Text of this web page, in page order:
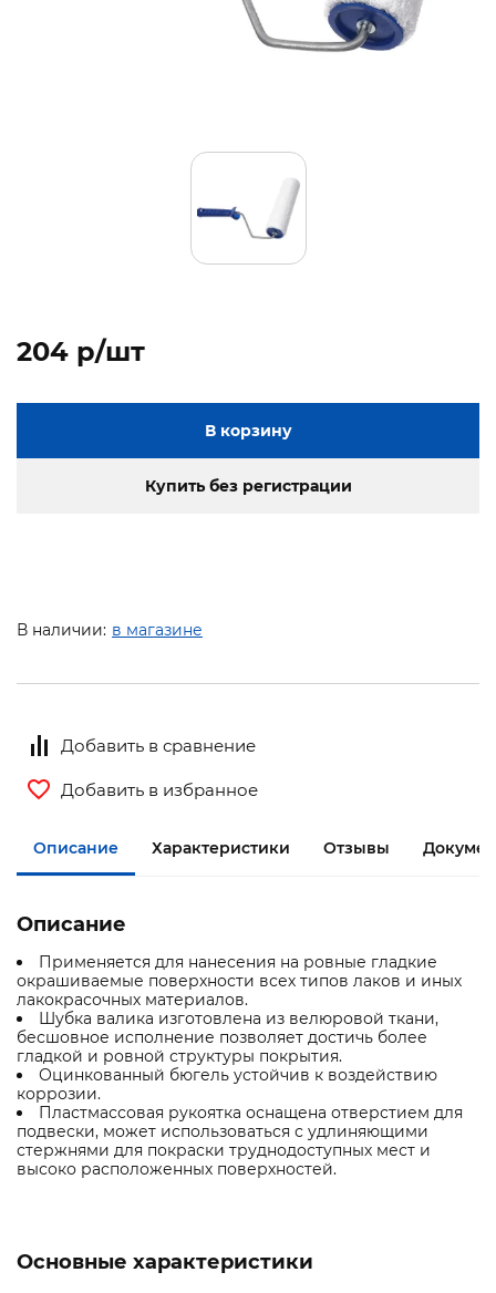
204 p/шт
В корзину
Купить без регистрации
В наличии: в магазине
Добавить в сравнение
Добавить в избранное
Описание Характеристики Отзывы
Описание
Применяется для нанесения на ровные гладкие
окрашиваемые поверхности всех типов лаков и иных
лакокрасочных материалов.
Шубка валика изготовлена из велюровой ткани,
бесшовное исполнение позволяет достичь более
гладкой и ровной структуры покрытия.
Оцинкованный бюгель устойчив к воздействию
коррозии.
Пластмассовая рукоятка оснащена отверстием для
подвески, может использоваться с удлиняющими
стержнями для покраски труднодоступных мест и
высоко расположенных поверхностей.
Основные характеристики